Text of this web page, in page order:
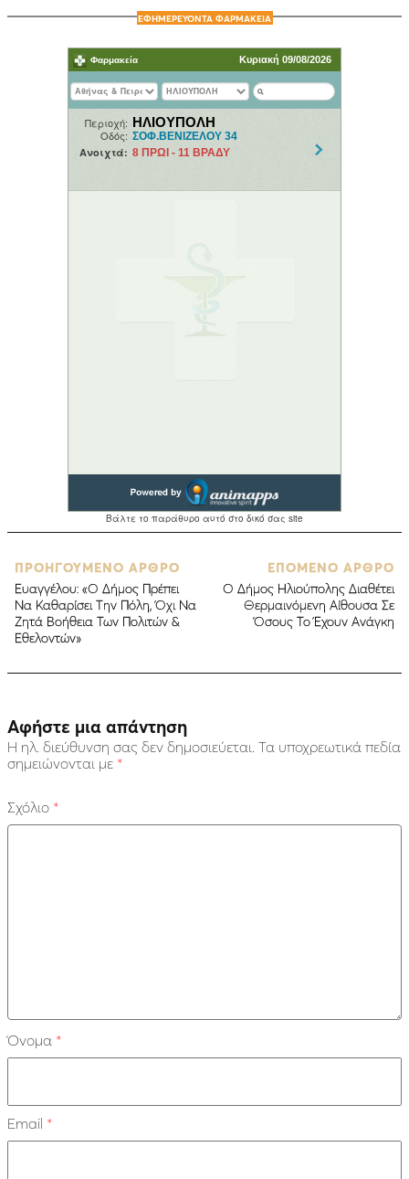
ΕΦΗΜΕΡΕΥΟΝΤΑ ΦΑΡΜΑΚΕΙΑ
ΠΡΟΗΓΟΥΜΕΝΟ ΑΡΘΡΟ
Ευαγγέλου: «Ο Δήμος Πρέπει
Να Καθαρίσει Την Πόλη, Όχι Nα
Ζητά Βοήθεια Των Πολιτών &
Εθελοντών»
ΕΠΟΜΕΝΟ ΑΡΘΡΟ
Ο Δήμος Ηλιούπολης Διαθέτει
Θερμαινόμενη Αίθουσα Σε
Όσους Το Έχουν Ανάγκη
Αφήστε μια απάντηση
Η ηλ. διεύθυνση σας δεν δημοσιεύεται. Τα υποχρεωτικά πεδία
σημειώνονται με *
Σχόλιο *
Όνομα *
Email *